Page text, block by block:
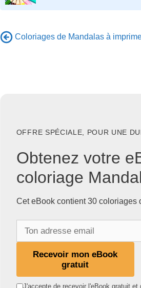
Coloriages de Mandalas à
OFFRE SPÉCIALE, POUR UNE
Obtenez votre
coloriage
Cet eBook contient 30 coloriages
d
Recevoir mon eBook
gratuit
J'accepte de recevoir l'eBook gratuit et